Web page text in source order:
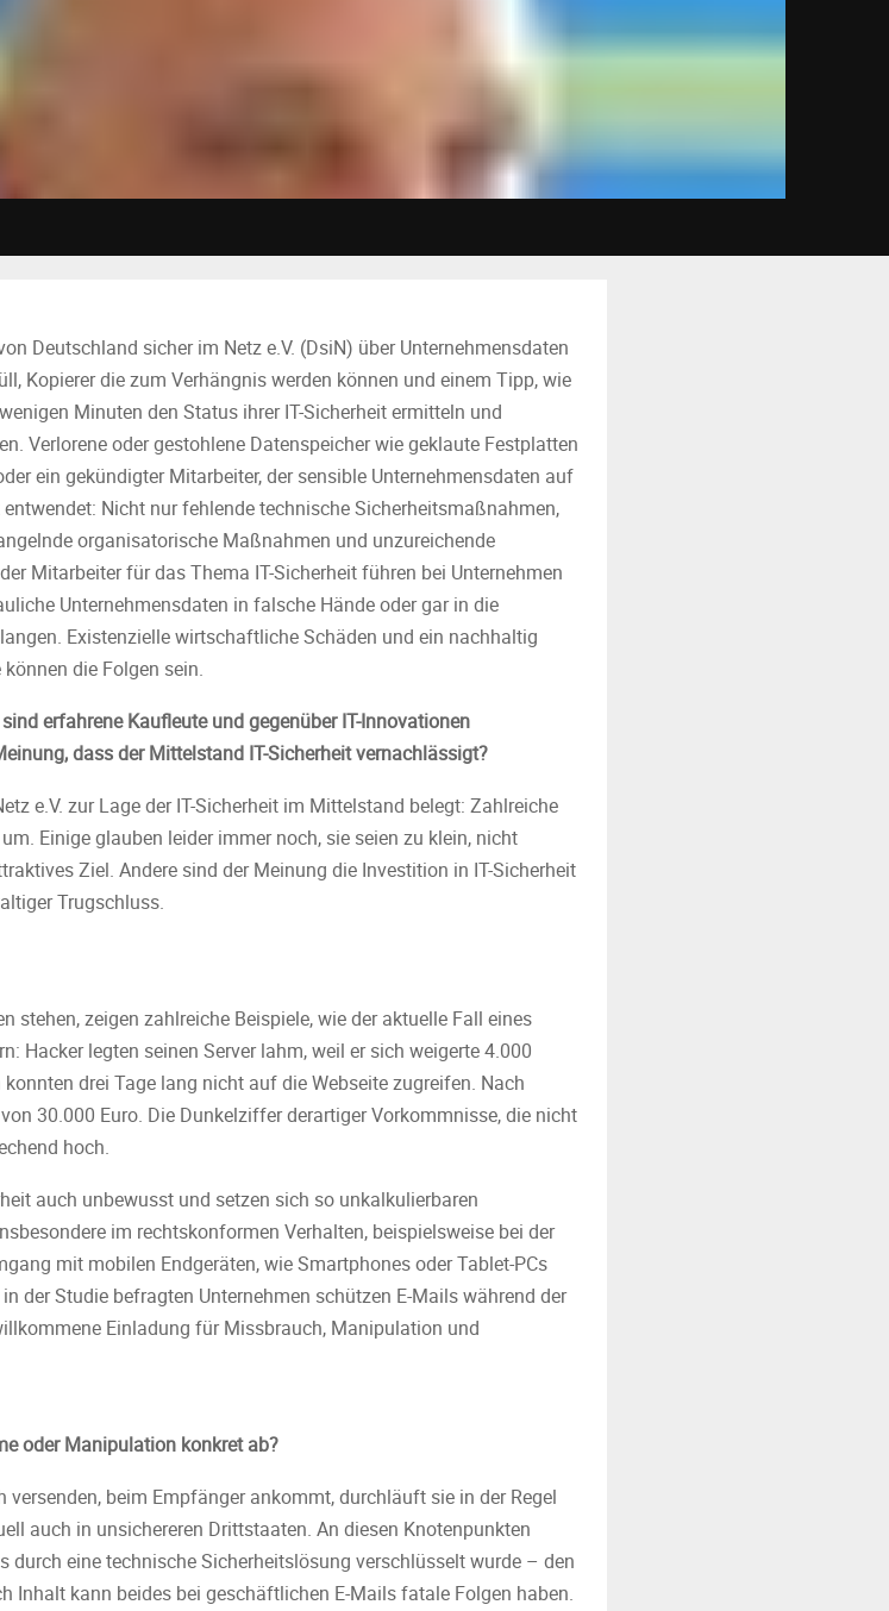
Deutschland sicher im Netz e.V. (DsiN) über Unternehmensdaten
Kopierer die zum Verhängnis werden können und einem Tipp, wie
Minuten den Status ihrer IT-Sicherheit ermitteln und
Verlorene oder gestohlene Datenspeicher wie geklaute Festplatten
ein gekündigter Mitarbeiter, der sensible Unternehmensdaten auf
entwendet: Nicht nur fehlende technische Sicherheitsmaßnahmen,
organisatorische Maßnahmen und unzureichende
Mitarbeiter für das Thema IT-Sicherheit führen bei Unternehmen
Unternehmensdaten in falsche Hände oder gar in die
Existenzielle wirtschaftliche Schäden und ein nachhaltig
die Folgen sein.
erfahrene Kaufleute und gegenüber IT-Innovationen
dass der Mittelstand IT-Sicherheit vernachlässigt?
e.V. zur Lage der IT-Sicherheit im Mittelstand belegt: Zahlreiche
Einige glauben leider immer noch, sie seien zu klein, nicht
Ziel. Andere sind der Meinung die Investition in IT-Sicherheit
Trugschluss.
stehen, zeigen zahlreiche Beispiele, wie der aktuelle Fall eines
Hacker legten seinen Server lahm, weil er sich weigerte 4.000
drei Tage lang nicht auf die Webseite zugreifen. Nach
30.000 Euro. Die Dunkelziffer derartiger Vorkommnisse, die nicht
hoch.
auch unbewusst und setzen sich so unkalkulierbaren
im rechtskonformen Verhalten, beispielsweise bei der
mit mobilen Endgeräten, wie Smartphones oder Tablet-PCs
der Studie befragten Unternehmen schützen E-Mails während der
Einladung für Missbrauch, Manipulation und
oder Manipulation konkret ab?
beim Empfänger ankommt, durchläuft sie in der Regel
auch in unsichereren Drittstaaten. An diesen Knotenpunkten
durch eine technische Sicherheitslösung verschlüsselt wurde – den
Inhalt kann beides bei geschäftlichen E-Mails fatale Folgen haben.